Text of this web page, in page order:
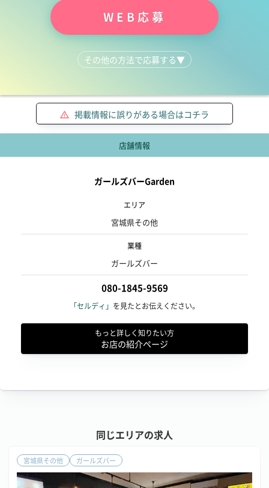
WEB応募
その他の方法で応募する▼
LINEで質問する 080-1845-9569
掲載情報に誤りがある場合はコチラ
店舗情報
ガールズバーGarden
エリア
宮城県その他
業種
ガールズバー
080-1845-9569
「セルディ」 を見たとお伝えください。
もっと詳しく知りたい方
お店の紹介ページ
同じエリアの求人
宮城県その他 ガールズバー